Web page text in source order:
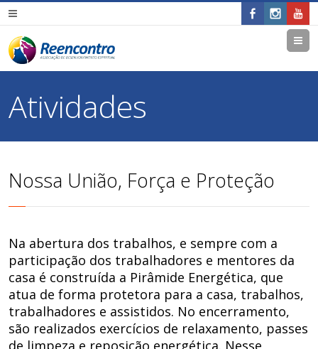
Atividades
Nossa União, Força e Proteção
Na abertura dos trabalhos, e sempre com a
participação dos trabalhadores e mentores da
casa é construída a Pirâmide Energética, que
atua de forma protetora para a casa, trabalhos,
trabalhadores e assistidos. No encerramento,
são realizados exercícios de relaxamento, passes
de limpeza e reposição energética. Nesse